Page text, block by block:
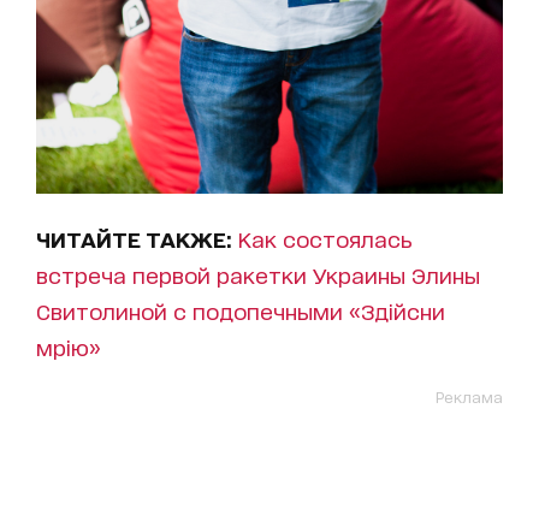
ЧИТАЙТЕ ТАКЖЕ: Как состоялась
встреча первой ракетки Украины Элины
Свитолиной с подопечными «Здійсни
мрію»
Реклама